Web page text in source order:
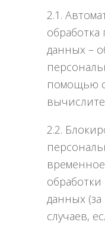
2.1.
данных –
помощью
2.2.
данных
случаев,